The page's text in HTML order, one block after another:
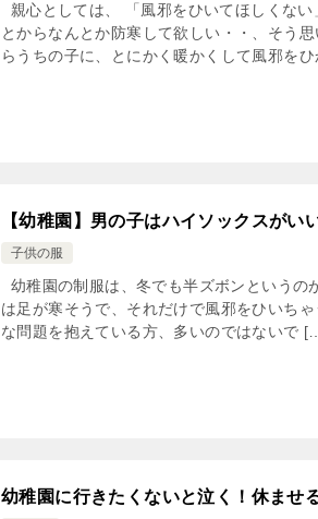
親心としては、 「風邪をひいてほしくな
とからなんとか防寒して欲しい・・、そう
らうちの子に、とにかく暖かくして風邪を
【幼稚園】男の子はハイソックスがい
子供の服
幼稚園の制服は、冬でも半ズボンというの
は足が寒そうで、それだけで風邪をひい
な問題を抱えている方、多いのではないで
幼稚園に行きたくないと泣く！休ませ